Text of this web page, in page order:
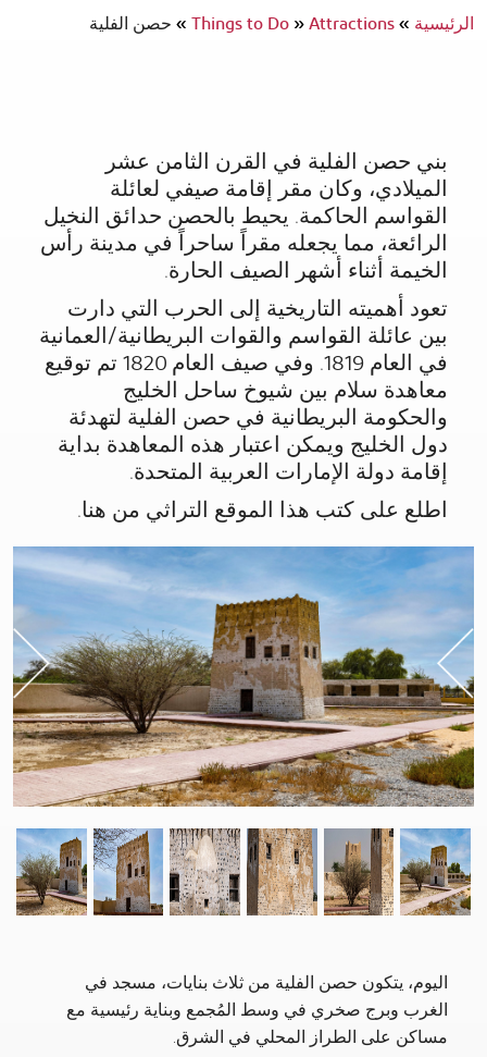
الرئيسية»
Things to Do»Attractions
»حصن الفلية
بني حصن الفلية في القرن الثامن عشر
الميلادي، وكان مقر إقامة صيفي لعائلة
القواسم الحاكمة. يحيط بالحصن حدائق النخيل
الرائعة، مما يجعله مقراً ساحراً في مدينة رأس
الخيمة أثناء أشهر الصيف الحارة.
تعود أهميته التاريخية إلى الحرب التي دارت
بين عائلة القواسم والقوات البريطانية/العمانية
في العام 1819. وفي صيف العام 1820 تم توقيع
معاهدة سلام بين شيوخ ساحل الخليج
والحكومة البريطانية في حصن الفلية لتهدئة
دول الخليج ويمكن اعتبار هذه المعاهدة بداية
إقامة دولة الإمارات العربية المتحدة.
اطلع على كتب هذا الموقع التراثي من هنا.
Previous
اليوم، يتكون حصن الفلية من ثلاث بنايات، مسجد في
الغرب وبرج صخري في وسط المُجمع وبناية رئيسية مع
مساكن على الطراز المحلي في الشرق.